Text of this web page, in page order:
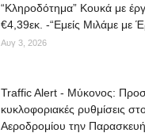
“Κληροδότημα” Κουκά με
€4,39εκ. -“Εμείς Μιλάμε με
Αυγ 3, 2026
Traffic Alert - Μύκονος:
κυκλοφοριακές ρυθμίσεις
Αεροδρομίου την